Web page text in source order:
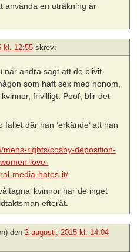
använda en uträkning är
kl. 12:55 skrev:
när andra sagt att de blivit
som haft sex med honom,
frivilligt. Poof, blir det
där han ’erkände’ att han
rights/cosby-deposition-
love-
media-hates-it/
kvinnor har de inget
efteråt.
den 2 augusti, 2015 kl. 14:04